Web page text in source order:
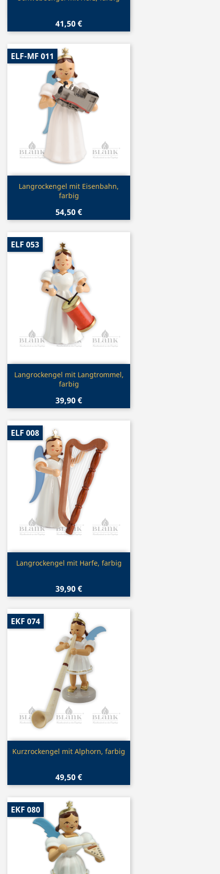
41,50 €
Vorschau
Langrockengel mit Eisenbahn,
farbig
54,50 €
ELF-MF 011
Vorschau
Langrockengel mit Langtrommel,
farbig
39,90 €
ELF 053
Vorschau
Langrockengel mit Harfe, farbig
39,90 €
ELF 008
Vorschau
Kurzrockengel mit Alphorn, farbig
49,50 €
EKF 074
EKF 080